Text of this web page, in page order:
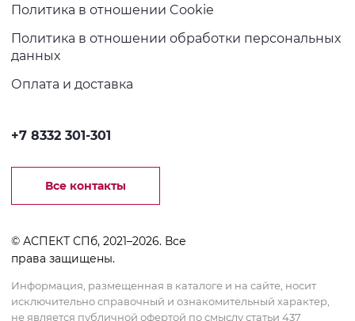
Политика в отношении Cookie
Политика в отношении обработки персональных
данных
Оплата и доставка
+7 8332 301-301
Все контакты
© АСПЕКТ СПб, 2021–2026. Все
права защищены.
Информация, размещенная в каталоге и на сайте, носит
исключительно справочный и ознакомительный характер,
не является публичной офертой по смыслу статьи 437